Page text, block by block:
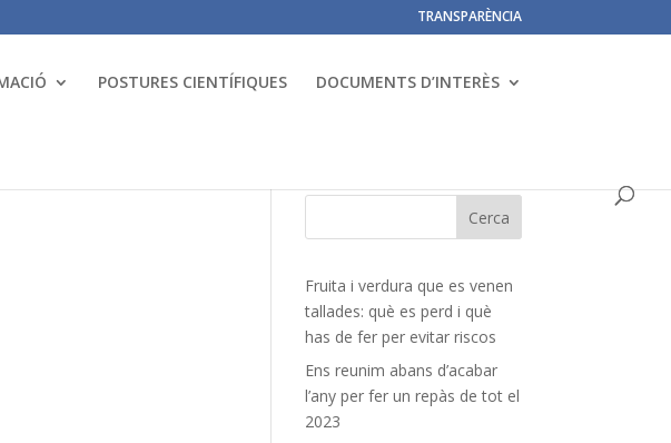
TRANSPARÈNCIA
POSTURES CIENTÍFIQUES DOCUMENTS D’INTERÈS
Fruita i verdura que es venen
tallades: què es perd i què
has de fer per evitar riscos
Ens reunim abans d’acabar
l’any per fer un repàs de tot el
2023